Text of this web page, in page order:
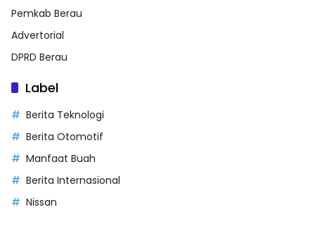
Pemkab Berau
Advertorial
DPRD Berau
Label
Berita Teknologi
Berita Otomotif
Manfaat Buah
Berita Internasional
Nissan